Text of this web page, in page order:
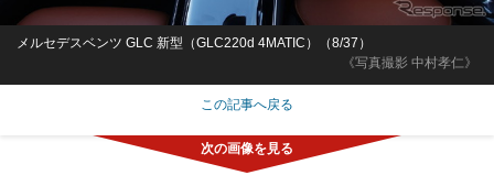
《写真撮影 中村孝仁》
メルセデスベンツ GLC 新型（GLC220d 4MATIC）（8/37）
この記事へ戻る